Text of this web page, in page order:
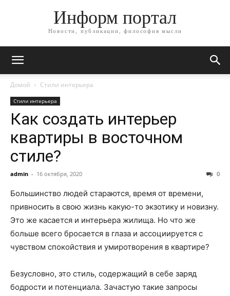
Информ портал
Новости, публикации, философия мысли
Домой Стили интерьера
Стили интерьера
Как создать интерьер
квартиры в восточном
стиле?
admin - 16 октября, 2020 0
Большинство людей стараются, время от времени,
привносить в свою жизнь какую-то экзотику и новизну.
Это же касается и интерьера жилища. Но что же
больше всего бросается в глаза и ассоциируется с
чувством спокойствия и умиротворения в квартире?
Безусловно, это стиль, содержащий в себе заряд
бодрости и потенциала. Зачастую такие запросы